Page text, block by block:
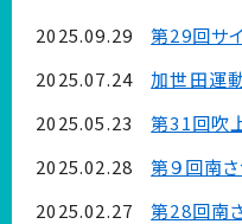
2025.09.29
第29回サ
2025.07.24
加世田運
2025.05.23
第31回吹
2025.02.28
第９回南
2025.02.27
第28回南